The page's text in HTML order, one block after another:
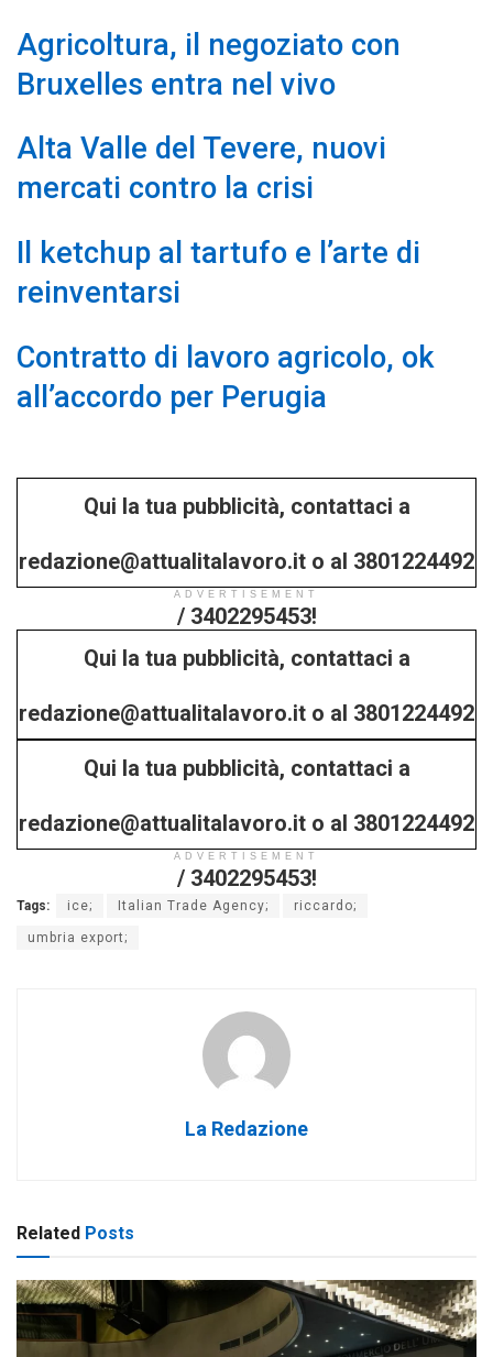
Agricoltura, il negoziato con
Bruxelles entra nel vivo
Alta Valle del Tevere, nuovi
mercati contro la crisi
Il ketchup al tartufo e l’arte di
reinventarsi
Contratto di lavoro agricolo, ok
all’accordo per Perugia
Qui la tua pubblicità, contattaci a
redazione@attualitalavoro.it o al 3801224492
/ 3402295453!
ADVERTISEMENT
Qui la tua pubblicità, contattaci a
redazione@attualitalavoro.it o al 3801224492
/ 3402295453!
Qui la tua pubblicità, contattaci a
redazione@attualitalavoro.it o al 3801224492
/ 3402295453!
ADVERTISEMENT
Tags: ice; Italian Trade Agency; riccardo;
umbria export;
La Redazione
Related Posts